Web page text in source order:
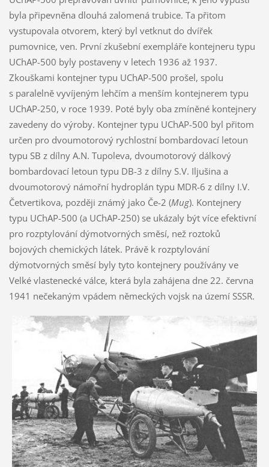
byla připevněna dlouhá zalomená trubice. Ta přitom
vystupovala otvorem, který byl vetknut do dvířek
pumovnice, ven. První zkušební exempláře kontejneru typu
UChAP-500 byly postaveny v letech 1936 až 1937.
Zkouškami kontejner typu UChAP-500 prošel, spolu
s paralelně vyvíjeným lehčím a menším kontejnerem typu
UChAP-250, v roce 1939. Poté byly oba zmíněné kontejnery
zavedeny do výroby. Kontejner typu UChAP-500 byl přitom
určen pro dvoumotorový rychlostní bombardovací letoun
typu SB z dílny A.N. Tupoleva, dvoumotorový dálkový
bombardovací letoun typu DB-3 z dílny S.V. Iljušina a
dvoumotorový námořní hydroplán typu MDR-6 z dílny I.V.
Četvertikova, později známý jako Če-2 (Mug). Kontejnery
typu UChAP-500 (a UChAP-250) se ukázaly být více efektivní
pro rozptylování dýmotvorných směsí, než roztoků
bojových chemických látek. Právě k rozptylování
dýmotvorných směsí byly tyto kontejnery používány ve
Velké vlastenecké válce, která byla zahájena dne 22. června
1941 nečekaným vpádem německých vojsk na území SSSR.